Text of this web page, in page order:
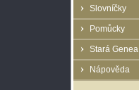
Slovníčky
Pomůcky
Stará Genea
Nápověda